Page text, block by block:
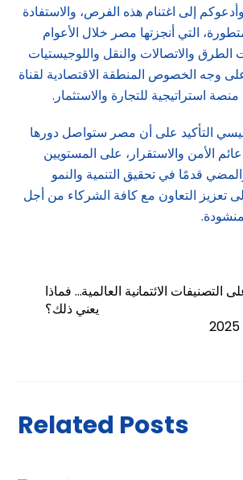
إلى اغتنام هذه الفرص، والاستفادة
التي أنجزتها مصر خلال الأعوام
الطرق والاتصالات والنقل واللوجيستيات
وجه الخصوص المنطقة الاقتصادية لقناة
استراتيجية للتجارة والاستثمار.
التأكيد على أن مصر ستواصل دورها
الأمن والاستقرار، على المستويين
قدمًا في تحقيق التنمية والنمو
تعزيز التعاون مع كافة الشركاء من أجل
التصنيفات الائتمانية العالمية… فماذا
يعني ذلك؟
Related Posts